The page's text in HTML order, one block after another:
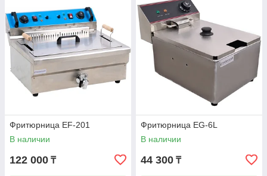
Фритюрница EF-201
В наличии
122 000 ₸
Фритюрница EG-6L
В наличии
44 300 ₸